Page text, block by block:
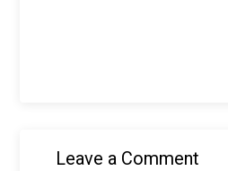
Leave a Comment